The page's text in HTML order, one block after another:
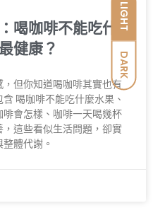
LIGHT
DARK
喝咖啡不能吃什
健康？
但你知道喝咖啡其實也有
喝咖啡不能吃什麼水果、
會怎樣、咖啡一天喝幾杯
這些看似生活問題，卻實
體代謝。